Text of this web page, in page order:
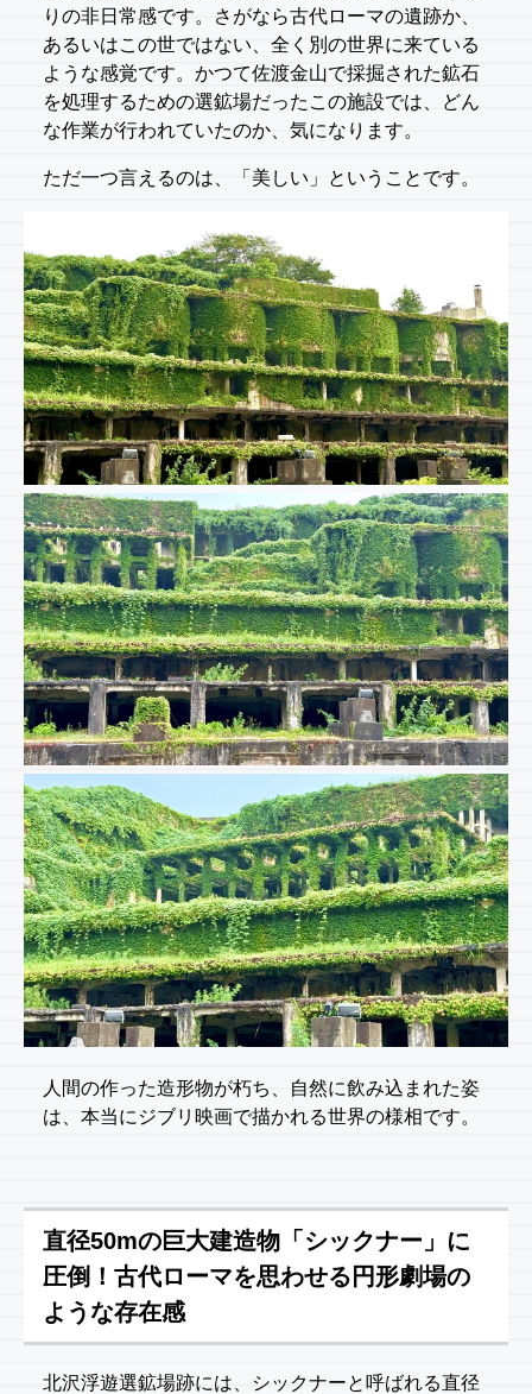
りの非日常感です。さがなら古代ローマの遺跡か、
あるいはこの世ではない、全く別の世界に来ている
ような感覚です。かつて佐渡金山で採掘された鉱石
を処理するための選鉱場だったこの施設では、どん
な作業が行われていたのか、気になります。
ただ一つ言えるのは、「美しい」ということです。
人間の作った造形物が朽ち、自然に飲み込まれた姿
は、本当にジブリ映画で描かれる世界の様相です。
直径50mの巨大建造物「シックナー」に
圧倒！古代ローマを思わせる円形劇場の
ような存在感
北沢浮遊選鉱場跡には、シックナーと呼ばれる直径